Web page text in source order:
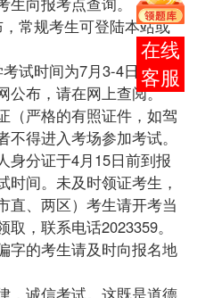
常规考生可登陆本站或
试时间为7月3-4日，报
公布，请在网上查阅。
严格的有照证件，如驾
得进入考场参加考试。
身分证于4月15日前到报
间。未及时领证考生，
直、两区）考生请开考当
取，联系电话2023359。
的考生请及时向报名地
诚信考试。这既是道德
报考
咨询